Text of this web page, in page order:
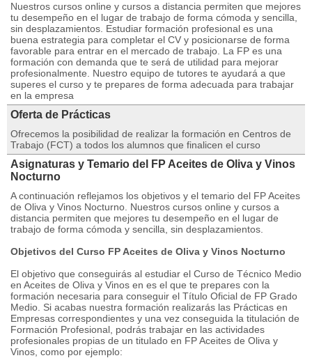
Nuestros cursos online y cursos a distancia permiten que mejores
tu desempeño en el lugar de trabajo de forma cómoda y sencilla,
sin desplazamientos. Estudiar formación profesional es una
buena estrategia para completar el CV y posicionarse de forma
favorable para entrar en el mercado de trabajo. La FP es una
formación con demanda que te será de utilidad para mejorar
profesionalmente. Nuestro equipo de tutores te ayudará a que
superes el curso y te prepares de forma adecuada para trabajar
en la empresa
Oferta de Prácticas
Ofrecemos la posibilidad de realizar la formación en Centros de
Trabajo (FCT) a todos los alumnos que finalicen el curso
Asignaturas y Temario del FP Aceites de Oliva y Vinos
Nocturno
A continuación reflejamos los objetivos y el temario del FP Aceites
de Oliva y Vinos Nocturno. Nuestros cursos online y cursos a
distancia permiten que mejores tu desempeño en el lugar de
trabajo de forma cómoda y sencilla, sin desplazamientos.
Objetivos del Curso FP Aceites de Oliva y Vinos Nocturno
El objetivo que conseguirás al estudiar el Curso de Técnico Medio
en Aceites de Oliva y Vinos en es el que te prepares con la
formación necesaria para conseguir el Título Oficial de FP Grado
Medio. Si acabas nuestra formación realizarás las Prácticas en
Empresas correspondientes y una vez conseguida la titulación de
Formación Profesional, podrás trabajar en las actividades
profesionales propias de un titulado en FP Aceites de Oliva y
Vinos, como por ejemplo: